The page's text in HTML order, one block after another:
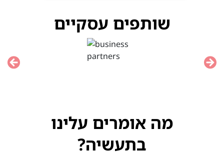
שותפים עסקיים
Previous
מה אומרים עלינו
בתעשיה?